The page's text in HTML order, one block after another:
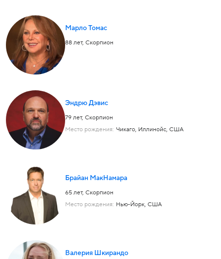
Марло Томас
88 лет, Скорпион
Эндрю Дэвис
79 лет, Скорпион
Место рождения: Чикаго, Иллинойс, США
Брайан МакНамара
65 лет, Скорпион
Место рождения: Нью-Йорк, США
Валерия Шкирандо